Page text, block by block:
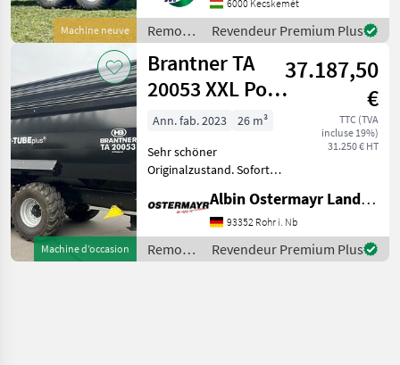
Machine neuve
AGRO! Vásároljon
közvetlenül az importőrtől,
a régió legnagyobb PA
6000 Kecskemét
Remorques
/
Sonstige
Revendeur Premium Plus
Machine d’occasion
Brantner TA
20053 XXL Power
Push+
37.187,50
€
TTC (TVA
incluse 19%)
31.250 € HT
Ann. fab. 2023
26 m³
Sehr schöner
Originalzustand. Sofort
Betriebsumstellung. -
Aufsatzdreicke 300mm
vorne und hinten, mech.
AHK, Aufsatzwände 600mm
Albin Ostermayr Landmaschinenhandel e.K.
93352 Rohr i. Nb
Remorques
/
Revendeur Premium Plus